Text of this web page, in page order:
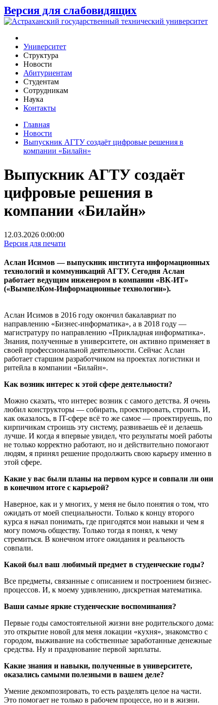
Версия для слабовидящих
Университет
Структура
Новости
Абитуриентам
Студентам
Сотрудникам
Наука
Контакты
Главная
Новости
Выпускник АГТУ создаёт цифровые решения в
компании «Билайн»
Выпускник АГТУ создаёт
цифровые решения в
компании «Билайн»
12.03.2026 0:00:00
Версия для печати
Аслан Исимов — выпускник института информационных
технологий и коммуникаций АГТУ. Сегодня Аслан
работает ведущим инженером в компании «ВК-ИТ»
(«ВымпелКом-Информационные технологии»).
Аслан Исимов в 2016 году окончил бакалавриат по
направлению «Бизнес-информатика», а в 2018 году —
магистратуру по направлению «Прикладная информатика».
Знания, полученные в университете, он активно применяет в
своей профессиональной деятельности. Сейчас Аслан
работает старшим разработчиком на проектах логистики и
ритейла в компании «Билайн».
Как возник интерес к этой сфере деятельности?
Можно сказать, что интерес возник с самого детства. Я очень
любил конструкторы — собирать, проектировать, строить. И,
как оказалось, в IT-сфере всё то же самое — проектируешь, по
кирпичикам строишь эту систему, развиваешь её и делаешь
лучше. И когда я впервые увидел, что результаты моей работы
не только корректно работают, но и действительно помогают
людям, я принял решение продолжить свою карьеру именно в
этой сфере.
Какие у вас были планы на первом курсе и совпали ли они
в конечном итоге с карьерой?
Наверное, как и у многих, у меня не было понятия о том, что
ожидать от моей специальности. Только к концу второго
курса я начал понимать, где пригодятся мои навыки и чем я
могу помочь обществу. Только тогда я понял, к чему
стремиться. В конечном итоге ожидания и реальность
совпали.
Какой был ваш любимый предмет в студенческие годы?
Все предметы, связанные с описанием и построением бизнес-
процессов. И, к моему удивлению, дискретная математика.
Ваши самые яркие студенческие воспоминания?
Первые годы самостоятельной жизни вне родительского дома:
это открытие новой для меня локации «кухня», знакомство с
городом, выживание на собственные заработанные денежные
средства. Ну и празднование первой зарплаты.
Какие знания и навыки, полученные в университете,
оказались самыми полезными в вашем деле?
Умение декомпозировать, то есть разделять целое на части.
Это помогает не только в рабочем процессе, но и в жизни.